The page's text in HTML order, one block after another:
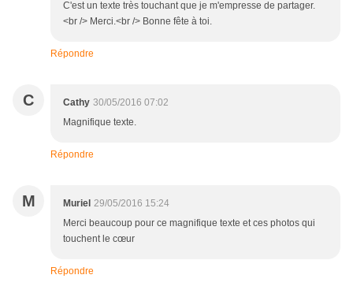
C'est un texte très touchant que je m'empresse de partager.
<br /> Merci.<br /> Bonne fête à toi.
Répondre
C Cathy 30/05/2016 07:02
Magnifique texte.
Répondre
M Muriel 29/05/2016 15:24
Merci beaucoup pour ce magnifique texte et ces photos qui
touchent le cœur
Répondre